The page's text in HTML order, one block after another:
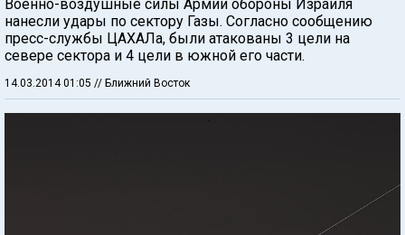
Военно-воздушные силы Армии обороны Израиля
нанесли удары по сектору Газы. Согласно сообщению
пресс-службы ЦАХАЛа, были атакованы 3 цели на
севере сектора и 4 цели в южной его части.
14.03.2014 01:05 // Ближний Восток